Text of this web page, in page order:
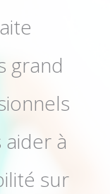
grand
à
sur